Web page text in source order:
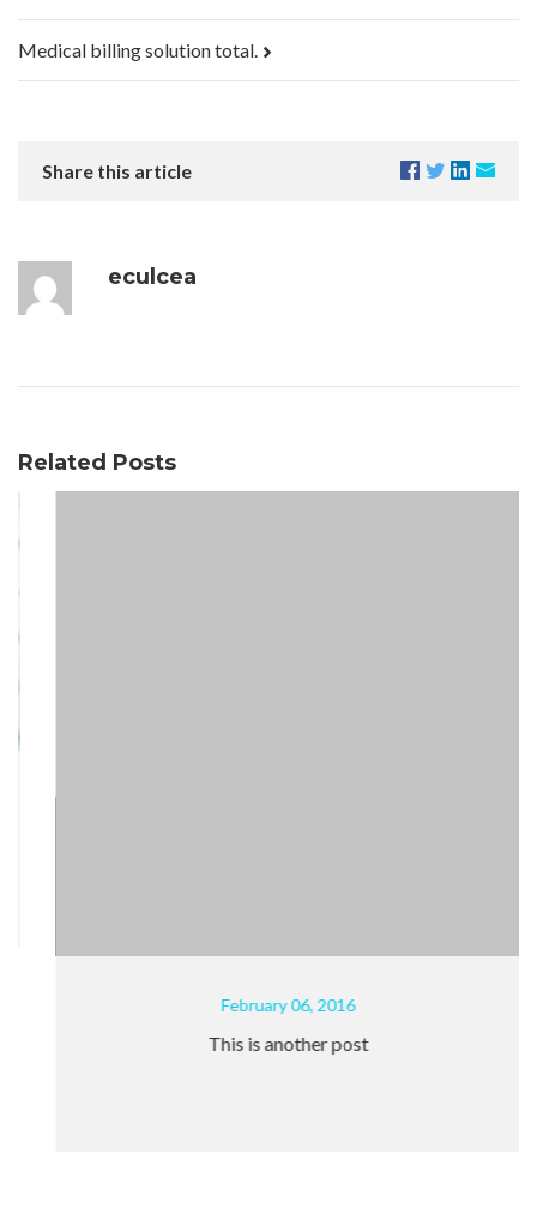
Medical billing solution total.
Share this article
eculcea
Related Posts
February 06, 2016
This is another post